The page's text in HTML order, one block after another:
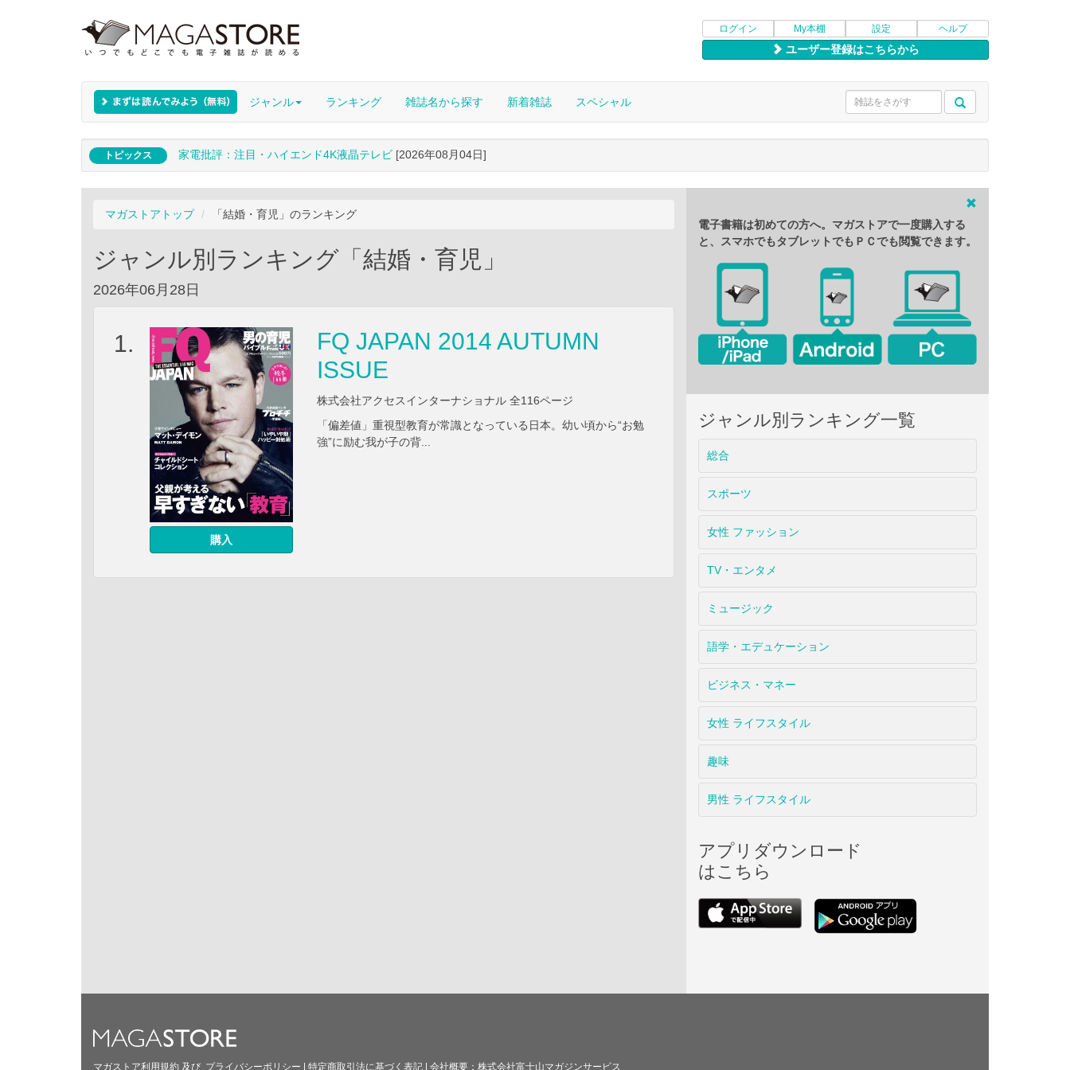
ログイン My本棚 設定 ヘルプ
ユーザー登録はこちらから
ジャンル ランキング 雑誌名から探す 新着雑誌 スペシャル
トピックス 家電批評：注目・ハイエンド4K液晶テレビ [2026年08月04日]
マガストアトップ 「結婚・育児」のランキング
ジャンル別ランキング「結婚・育児」
2026年06月28日
1.
購入
FQ JAPAN 2014 AUTUMN
ISSUE
株式会社アクセスインターナショナル 全116ページ
「偏差値」重視型教育が常識となっている日本。幼い頃から“お勉
強”に励む我が子の背...
電子書籍は初めての方へ。マガストアで一度購入する
と、スマホでもタブレットでもＰＣでも閲覧できます。
ジャンル別ランキング一覧
総合
スポーツ
女性 ファッション
TV・エンタメ
ミュージック
語学・エデュケーション
ビジネス・マネー
女性 ライフスタイル
趣味
男性 ライフスタイル
アプリダウンロード
はこちら
マガストア利用規約 及び プライバシーポリシー 特定商取引法に基づく表記 会社概要： 株式会社富士山マガジンサービス